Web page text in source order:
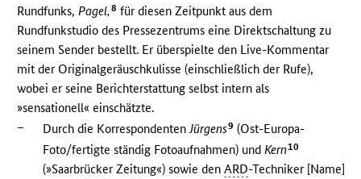
Rundfunks,Pagel,8 für diesen Zeitpunkt aus dem
Rundfunkstudio des Pressezentrums eine Direktschaltung zu
seinem Sender bestellt. Er überspielte den Live-Kommentar
mit der Originalgeräuschkulisse (einschließlich der Rufe),
wobei er seine Berichterstattung selbst intern als
»sensationell« einschätzte.
–
Durch die KorrespondentenJürgens9 (Ost-Europa-
Foto/fertigte ständig Fotoaufnahmen) undKern10
(»Saarbrücker Zeitung«) sowie denARD-Techniker [Name]